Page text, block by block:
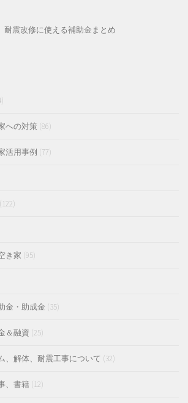
耐震改修に使える補助金まとめ
への対策 (86)
活用事例 (77)
(122)
き家 (95)
金・助成金 (35)
＆融資 (25)
、解体、耐震工事について (32)
、書籍 (12)